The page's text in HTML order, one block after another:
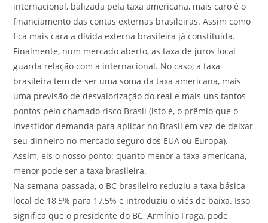
internacional, balizada pela taxa americana, mais caro é o
financiamento das contas externas brasileiras. Assim como
fica mais cara a dívida externa brasileira já constituída.
Finalmente, num mercado aberto, as taxa de juros local
guarda relação com a internacional. No caso, a taxa
brasileira tem de ser uma soma da taxa americana, mais
uma previsão de desvalorização do real e mais uns tantos
pontos pelo chamado risco Brasil (isto é, o prêmio que o
investidor demanda para aplicar no Brasil em vez de deixar
seu dinheiro no mercado seguro dos EUA ou Europa).
Assim, eis o nosso ponto: quanto menor a taxa americana,
menor pode ser a taxa brasileira.
Na semana passada, o BC brasileiro reduziu a taxa básica
local de 18,5% para 17,5% e introduziu o viés de baixa. Isso
significa que o presidente do BC, Armínio Fraga, pode